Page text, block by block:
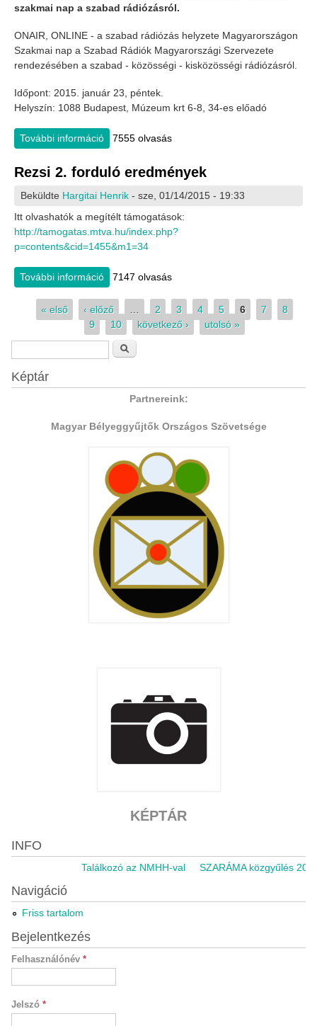
szakmai nap a szabad rádiózásról.
ONAIR, ONLINE - a szabad rádiózás helyzete Magyarországon
Szakmai nap a Szabad Rádiók Magyarországi Szervezete
rendezésében a szabad - közösségi - kisközösségi rádiózásról.
Időpont: 2015. január 23, péntek.
Helyszín: 1088 Budapest, Múzeum krt 6-8, 34-es előadó
További információ Január 23: Onair, online - A szabad rádiózás
tartalommal kapcsolatosan
7555 olvasás
Rezsi 2. forduló eredmények
Beküldte Hargitai Henrik - sze, 01/14/2015 - 19:33
Itt olvashatók a megítélt támogatások:
http://tamogatas.mtva.hu/index.php?
p=contents&cid=1455&m1=34
További információ Rezsi 2. forduló eredmények tartalommal
7147 olvasás
Oldalak
« első ‹ előző 2 3 4 5 6 7
8
9
10 következő › utolsó »
Keresés űrlap
Képtár
Partnereink:
Magyar Bélyeggyűjtők Országos Szövetsége
KÉPTÁR
INFO
Találkozó az NMHH-val SZARÁMA közgyűlés
Navigáció
Friss tartalom
Bejelentkezés
Felhasználónév *
Jelszó *